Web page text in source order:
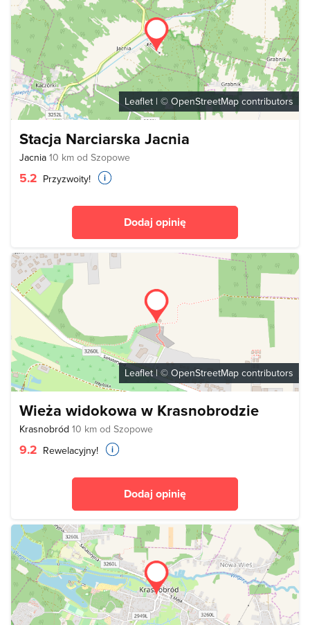
Leaflet | © OpenStreetMap contributors
Stacja Narciarska Jacnia
Jacnia 10 km od Szopowe
5.2 Przyzwoity!
Dodaj opinię
Leaflet | © OpenStreetMap contributors
Wieża widokowa w Krasnobrodzie
Krasnobród 10 km od Szopowe
9.2 Rewelacyjny!
Dodaj opinię